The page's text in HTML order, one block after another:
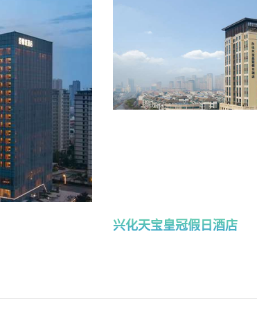
兴化天宝皇冠假日酒店